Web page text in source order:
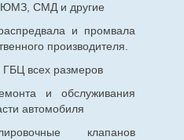
СМД и другие
и промвала
производителя.
всех размеров
и обслуживания
автомобиля
клапанов